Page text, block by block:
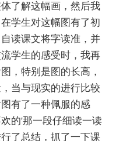
了解这幅画，然后我
学生对这幅图有了初
读课文将字读准，并
学生的感受时，我再
，特别是图的长高，
当与现实的进行比较
有了一种佩服的感
的'那一段仔细读一读
了总结，抓了一下课